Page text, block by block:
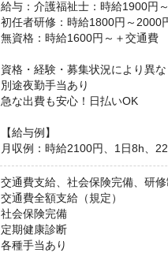
給与：介護福祉士：時給1900円
初任者研修：時給1800円～2000
無資格：時給1600円～＋交通費
資格・経験・募集状況により異な
別途夜勤手当あり
急な出費も安心！日払いOK
【給与例】
月収例：時給2100円、1日8h、
交通費支給、社会保険完備、研修
交通費全額支給（規定）
社会保険完備
定期健康診断
各種手当あり